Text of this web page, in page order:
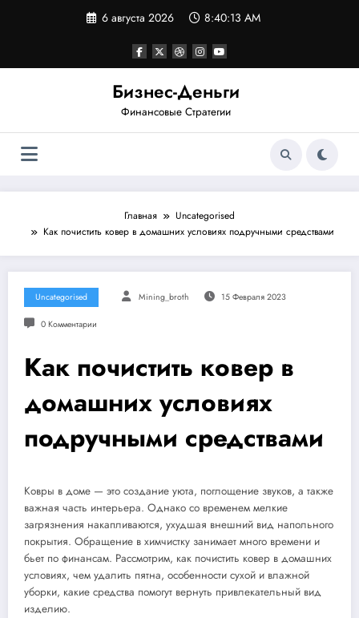
6 августа 2026 8:40:14 AM
Бизнес-Деньги
Финансовые Стратегии
Главная
Uncategorised
Как почистить ковер в домашних условиях подручными средствами
Uncategorised Mining_broth 15 Февраля 2023
0 Комментарии
Как почистить ковер в
домашних условиях
подручными средствами
Ковры в доме — это создание уюта, поглощение звуков, а также
важная часть интерьера. Однако со временем мелкие
загрязнения накапливаются, ухудшая внешний вид напольного
покрытия. Обращение в химчистку занимает много времени и
бьет по финансам. Рассмотрим, как почистить ковер в домашних
условиях, чем удалить пятна, особенности сухой и влажной
уборки, какие средства помогут вернуть привлекательный вид
изделию.